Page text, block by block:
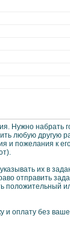
набрать
любую другую
и пожелания к
их в
отправить
положительный
и оплату без